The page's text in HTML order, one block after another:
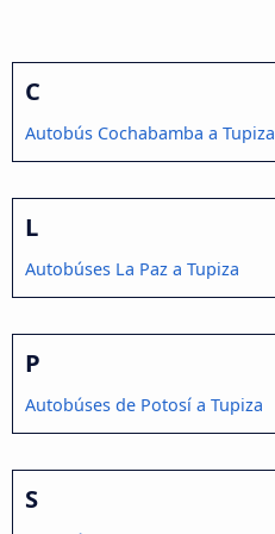
C
Autobús Cochabamba a Tupiza
L
Autobúses La Paz a Tupiza
P
Autobúses de Potosí a Tupiza
S